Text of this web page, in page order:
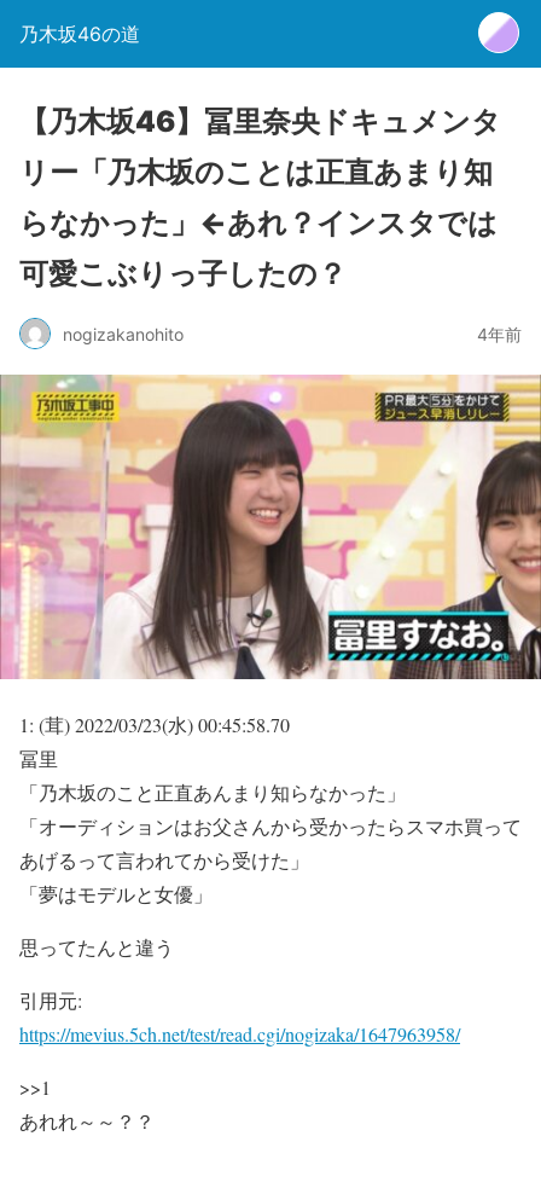
乃木坂46の道
【乃木坂46】冨里奈央ドキュメンタ
リー「乃木坂のことは正直あまり知
らなかった」←あれ？インスタでは
可愛こぶりっ子したの？
nogizakanohito 4年前
1: (茸)2022/03/23(水) 00:45:58.70
冨里
「乃木坂のこと正直あんまり知らなかった」
「オーディションはお父さんから受かったらスマホ買って
あげるって言われてから受けた」
「夢はモデルと女優」
思ってたんと違う
引用元:
https://mevius.5ch.net/test/read.cgi/nogizaka/1647963958/
>>1
あれれ～～？？